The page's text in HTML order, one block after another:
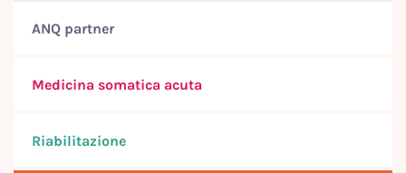
ANQ partner
Medicina somatica acuta
Riabilitazione